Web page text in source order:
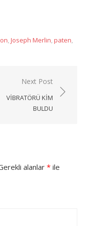
,Joseph Merlin,paten,
Next Post
VIBRATÖRÜ KIM
BULDU
alanlar* ile